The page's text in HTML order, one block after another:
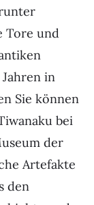
Tore und
in
Sie können
bei
der
Artefakte
den